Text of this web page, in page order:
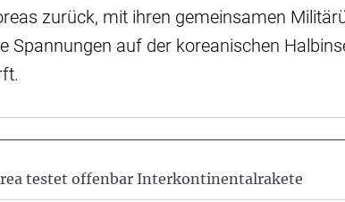
zurück, mit ihren gemeinsamen
Spannungen auf der koreanischen
testet offenbar Interkontinentalrakete